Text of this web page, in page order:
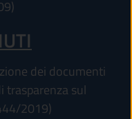
dei documenti
trasparenza sul
2019)